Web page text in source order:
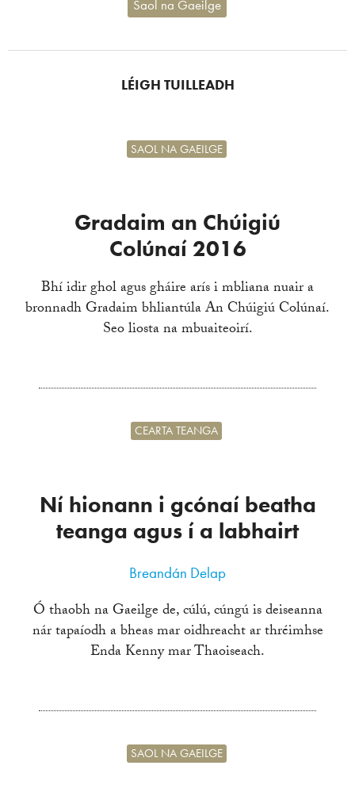
Saol na Gaeilge
LÉIGH TUILLEADH
Gradaim an Chúigiú
Colúnaí 2016
SAOL NA GAEILGE
Bhí idir ghol agus gháire arís i mbliana nuair a
bronnadh Gradaim bhliantúla An Chúigiú Colúnaí.
Seo liosta na mbuaiteoirí.
Ní hionann i gcónaí beatha
teanga agus í a labhairt
CEARTA TEANGA
Breandán Delap
Ó thaobh na Gaeilge de, cúlú, cúngú is deiseanna
nár tapaíodh a bheas mar oidhreacht ar thréimhse
Enda Kenny mar Thaoiseach.
SAOL NA GAEILGE